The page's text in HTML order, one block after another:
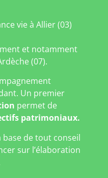
vie à Allier (03)
et notamment
(07).
Un premier
permet de
patrimoniaux.
base de tout conseil
sur l’élaboration